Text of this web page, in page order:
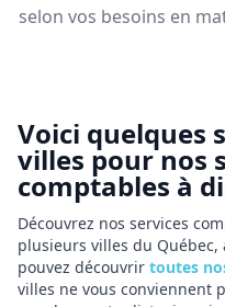
selon vos besoins en
Voici quelques
villes pour nos
comptables à
Découvrez nos services
plusieurs villes du Québec,
pouvez découvrir toutes
villes ne vous conviennent